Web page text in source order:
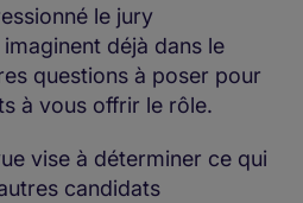
le jury
déjà dans le
questions à poser pour
à vous offrir le rôle.
vise à déterminer ce qui
candidats